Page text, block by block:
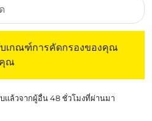
เกณฑ์การคัดกรองของคุณ
คุณ
แล้วจากผู้อื่น 48 ชั่วโมงที่ผ่านมา